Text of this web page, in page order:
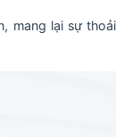
mang lại sự thoải